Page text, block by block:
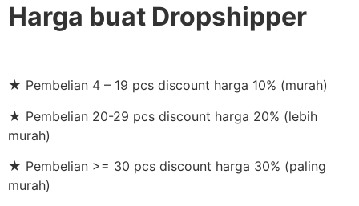
Harga buat Dropshipper
★ Pembelian 4 – 19 pcs discount harga 10% (murah)
★ Pembelian 20-29 pcs discount harga 20% (lebih
murah)
★ Pembelian >= 30 pcs discount harga 30% (paling
murah)